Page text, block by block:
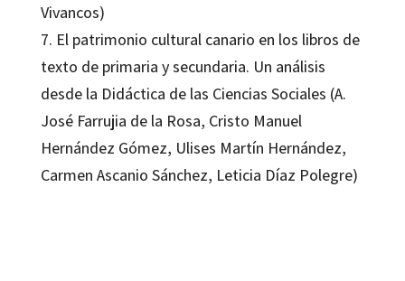
Vivancos)
7. El patrimonio cultural canario en los libros de
texto de primaria y secundaria. Un análisis
desde la Didáctica de las Ciencias Sociales (A.
José Farrujia de la Rosa, Cristo Manuel
Hernández Gómez, Ulises Martín Hernández,
Carmen Ascanio Sánchez, Leticia Díaz Polegre)